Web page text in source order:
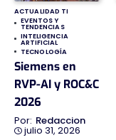
ACTUALIDAD TI
EVENTOS Y
TENDENCIAS
INTELIGENCIA
ARTIFICIAL
TECNOLOGÍA
Siemens en
RVP-AI y ROC&C
2026
Redaccion
julio 31, 2026